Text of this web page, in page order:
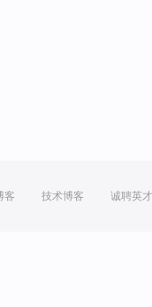
客 技术博客 诚聘英才